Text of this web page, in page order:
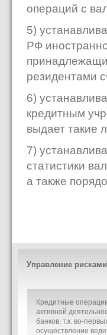
операций с
5)
РФ
резидентами
6)
кредитным
выдает такие
7)
статистики
а также
Управление
Кредитные
активной
банков, т.к. во-
осуществление